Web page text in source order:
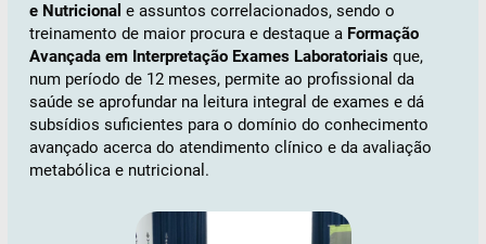
e Nutricional e assuntos correlacionados, sendo o
treinamento de maior procura e destaque a Formação
Avançada em Interpretação Exames Laboratoriais que,
num período de 12 meses, permite ao profissional da
saúde se aprofundar na leitura integral de exames e dá
subsídios suficientes para o domínio do conhecimento
avançado acerca do atendimento clínico e da avaliação
metabólica e nutricional.